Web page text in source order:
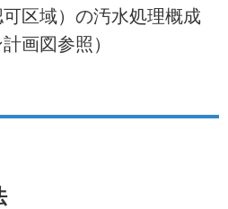
区域）の汚水処理概成
画図参照）